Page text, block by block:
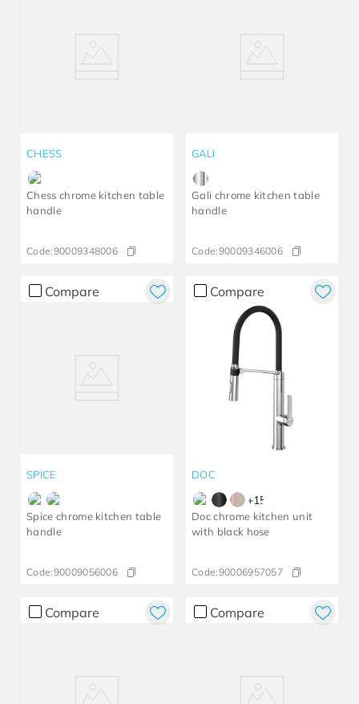
CHESS
Chess chrome kitchen table
handle
Code:90009348006
GALI
Gali chrome kitchen table
handle
Code:90009346006
Compare
SPICE
Spice chrome kitchen table
handle
Code:90009056006
Compare
DOC
+15
Doc chrome kitchen unit
with black hose
Code:90006957057
Compare Compare